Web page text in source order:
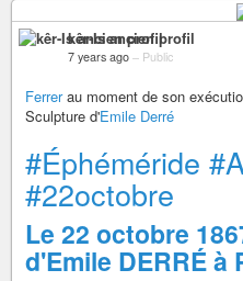
kêr-Is ancien profil
7 years ago – Public
Ferrerau moment de son
Sculpture d'Emile Derré
#Éphéméride
#22octobre
Le 22 octobre
d'Emile DERRÉ à